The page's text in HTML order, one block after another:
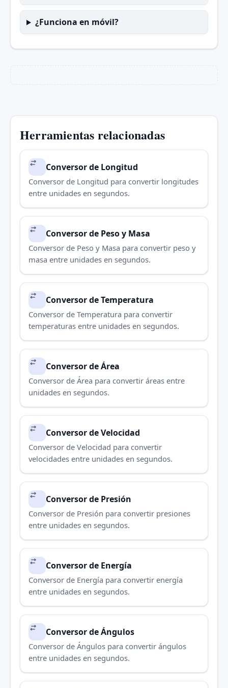
¿Funciona en móvil?
Herramientas relacionadas
Conversor de Longitud
Conversor de Longitud para convertir longitudes
entre unidades en segundos.
Conversor de Peso y Masa
Conversor de Peso y Masa para convertir peso y
masa entre unidades en segundos.
Conversor de Temperatura
Conversor de Temperatura para convertir
temperaturas entre unidades en segundos.
Conversor de Área
Conversor de Área para convertir áreas entre
unidades en segundos.
Conversor de Velocidad
Conversor de Velocidad para convertir
velocidades entre unidades en segundos.
Conversor de Presión
Conversor de Presión para convertir presiones
entre unidades en segundos.
Conversor de Energía
Conversor de Energía para convertir energía
entre unidades en segundos.
Conversor de Ángulos
Conversor de Ángulos para convertir ángulos
entre unidades en segundos.